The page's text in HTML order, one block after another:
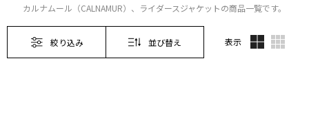
カルナムール（CALNAMUR）、ライダースジャケットの商品一覧です。
絞り込み 並び替え 表示